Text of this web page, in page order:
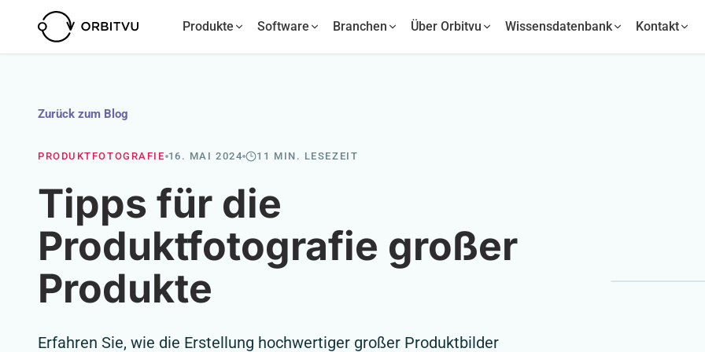
Produkte Software Branchen Über Orbitvu Wissensdatenbank Kontakt
Zurück zum Blog
PRODUKTFOTOGRAFIE 16. MAI 2024 11 MIN. LESEZEIT
Tipps für die
Produktfotografie großer
Produkte
Erfahren Sie, wie die Erstellung hochwertiger großer Produktbilder